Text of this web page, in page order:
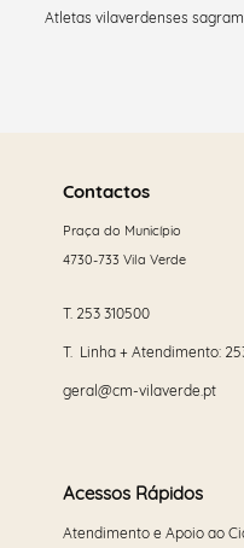
Atletas vilaverdenses
maisContactos
Praça do Município
4730-733 Vila Verde
T. 253 310500
T. Linha + Atendimento:
geral@cm-vilaverde.pt
Acessos Rápidos
Atendimento e Apoio ao